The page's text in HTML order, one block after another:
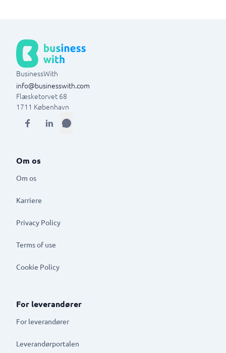
BusinessWith
info@businesswith.com
Flæsketorvet 68
1711 København
Om os
Om os
Karriere
Privacy Policy
Terms of use
Cookie Policy
For leverandører
For leverandører
Leverandørportalen